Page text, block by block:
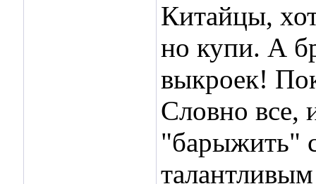
Китайцы,
но купи. А
выкроек!
Словно все,
"барыжить"